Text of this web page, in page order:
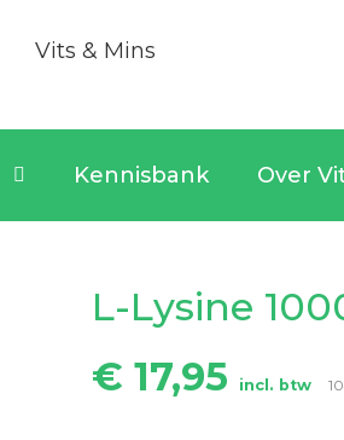
Kennisbank Over
L-Lysine
€ 17,95
incl. btw